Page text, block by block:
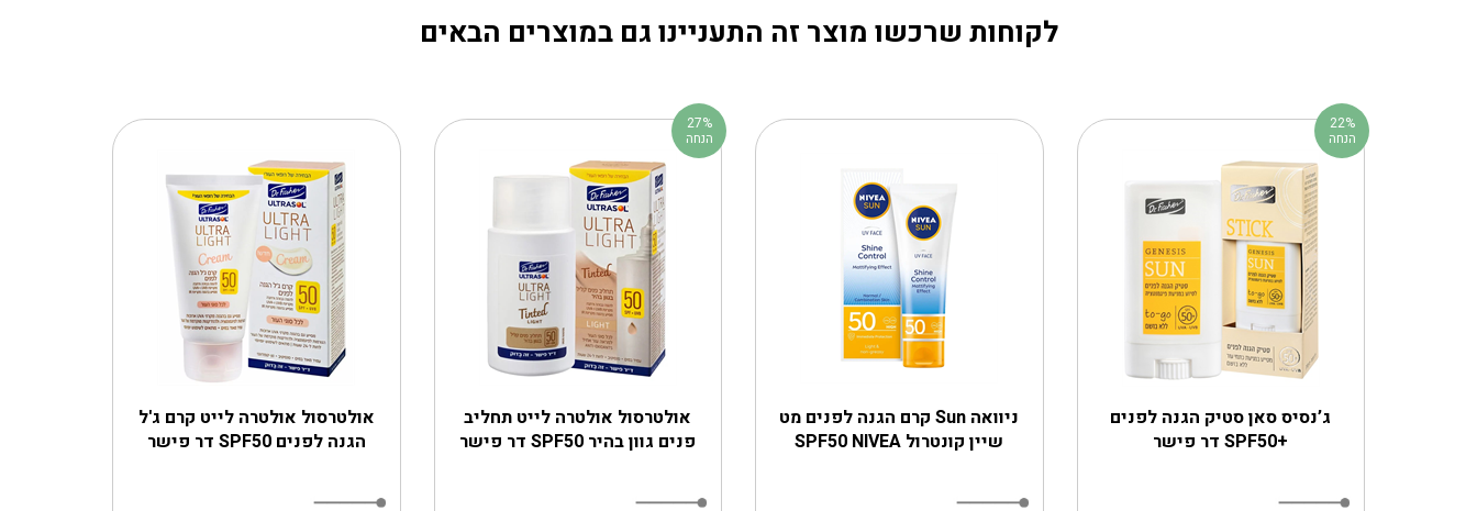
לקוחות שרכשו מוצר זה התעניינו גם במוצרים הבאים
‎אולטרסול אולטרה לייט קרם ג'ל
הגנה לפנים SPF50 דר פישר
‎אולטרסול אולטרה לייט תחליב
פנים גוון בהיר SPF50 דר פישר
27%
הנחה
ניוואה Sun קרם הגנה לפנים מט
שיין קונטרול SPF50 NIVEA
‎ג’נסיס סאן סטיק הגנה לפנים
+SPF50 דר פישר
22%
הנחה